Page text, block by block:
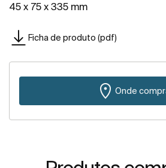
45 x 75 x 335 mm
Ficha de produto (pdf)
Onde